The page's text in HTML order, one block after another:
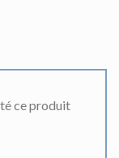
ce produit